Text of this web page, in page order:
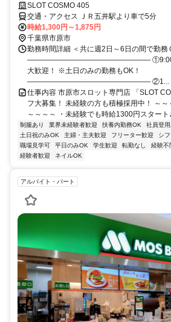
SLOT COSMO 405
交通・アクセス ＪＲ五井駅より車で5分
時給1,300円～1,875円
千葉県市原市
勤務時間詳細 ＜共に週2日～6日の間で勤務
――――――――――――――――― ①9:00～
大歓迎！ ※土日のみの勤務もOK！
――――――――――――――――― ②1...
仕事内容 市原市スロット専門店 「SLOT
フ大募集！ 未経験の方も積極採用中！ ～
～～～～ ・未経験でも時給1300円スタート
制服あり 業界未経験者歓迎 扶養内勤務OK 社員登用
土日祝のみOK
主婦・主夫歓迎 フリーター歓迎 シ
職場見学可
平日のみOK 学生歓迎 転勤なし 経験不
経験者歓迎
ネイルOK
アルバイト・パート